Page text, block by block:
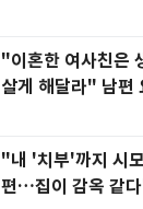
"이혼한 여사친은
살게 해달라" 남편
"내 '치부'까지 시
편…집이 감옥 같